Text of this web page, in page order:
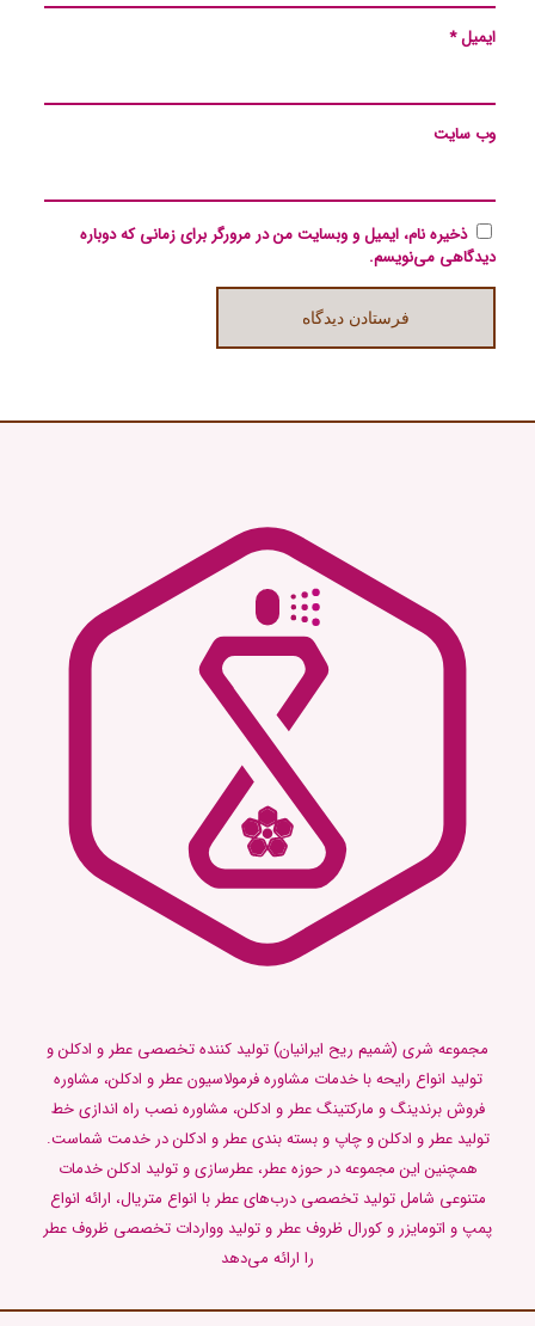
ایمیل*
وب‌ سایت
ذخیره نام، ایمیل و وبسایت من در مرورگر برای زمانی که دوباره
دیدگاهی می‌نویسم.
مجموعه شری (شمیم ریح ایرانیان) تولید کننده تخصصی عطر و ادکلن و
تولید انواع رایحه با خدمات مشاوره فرمولاسیون عطر و ادکلن، مشاوره
فروش برندینگ و مارکتینگ عطر و ادکلن، مشاوره نصب راه اندازی خط
تولید عطر و ادکلن و چاپ و بسته بندی عطر و ادکلن در خدمت شماست.
همچنین این مجموعه در حوزه عطر، عطرسازی و تولید ادکلن خدمات
متنوعی شامل تولید تخصصی درب‌های عطر با انواع متریال، ارائه انواع
پمپ و اتومایزر و کورال ظروف عطر و تولید وواردات تخصصی ظروف عطر
را ارائه می‌دهد